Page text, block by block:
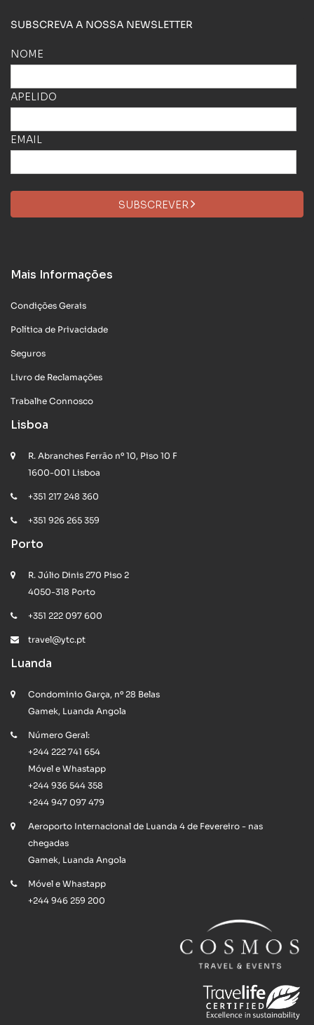
SUBSCREVA A NOSSA NEWSLETTER
NOME
APELIDO
EMAIL
SUBSCREVER
Mais Informações
Condições Gerais
Política de Privacidade
Seguros
Livro de Reclamações
Trabalhe Connosco
Lisboa
R. Abranches Ferrão nº 10, Piso 10 F
1600-001 Lisboa
+351 217 248 360
+351 926 265 359
Porto
R. Júlio Dinis 270 Piso 2
4050-318 Porto
+351 222 097 600
travel@ytc.pt
Luanda
Condominio Garça, nº 28 Belas
Gamek, Luanda Angola
Número Geral:
+244 222 741 654
Móvel e Whastapp
+244 936 544 358
+244 947 097 479
Aeroporto Internacional de Luanda 4 de Fevereiro - nas
chegadas
Gamek, Luanda Angola
Móvel e Whastapp
+244 946 259 200